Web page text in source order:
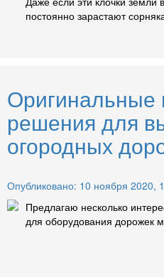
постоянно зарастают
Оригинальные
решения для
огородных
Опубликовано: 10 ноября 2020,
Предлагаю несколько
для оборудования дорожек